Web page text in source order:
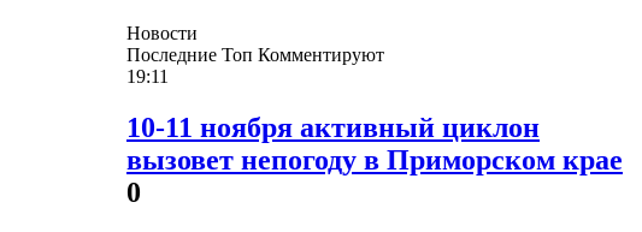
Новости
Последние Топ Комментируют
19:11
10-11 ноября активный циклон
вызовет непогоду в Приморском крае
0